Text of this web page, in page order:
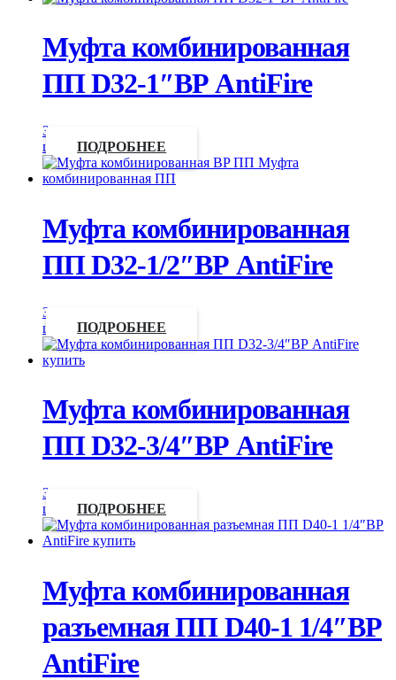
Муфта комбинированная
ПП D32-1″ВР AntiFire
Запросить
цену
ПОДРОБНЕЕ
Муфта комбинированная
ПП D32-1/2″ВР AntiFire
Запросить
цену
ПОДРОБНЕЕ
Муфта комбинированная
ПП D32-3/4″ВР AntiFire
Запросить
цену
ПОДРОБНЕЕ
Муфта комбинированная
разъемная ПП D40-1 1/4″ВР
AntiFire